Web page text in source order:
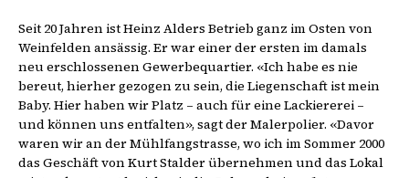
Seit 20 Jahren ist Heinz Alders Betrieb ganz im Osten von
Weinfelden ansässig. Er war einer der ersten im damals
neu erschlossenen Gewerbequartier. «Ich habe es nie
bereut, hierher gezogen zu sein, die Liegenschaft ist mein
Baby. Hier haben wir Platz – auch für eine Lackiererei –
und können uns entfalten», sagt der Malerpolier. «Davor
waren wir an der Mühlfangstrasse, wo ich im Sommer 2000
das Geschäft von Kurt Stalder übernehmen und das Lokal